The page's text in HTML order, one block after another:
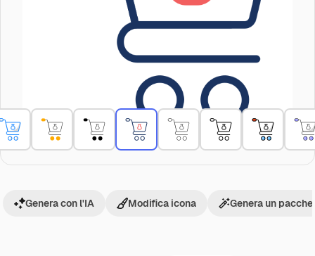
Genera con l'IA Modifica icona Genera un